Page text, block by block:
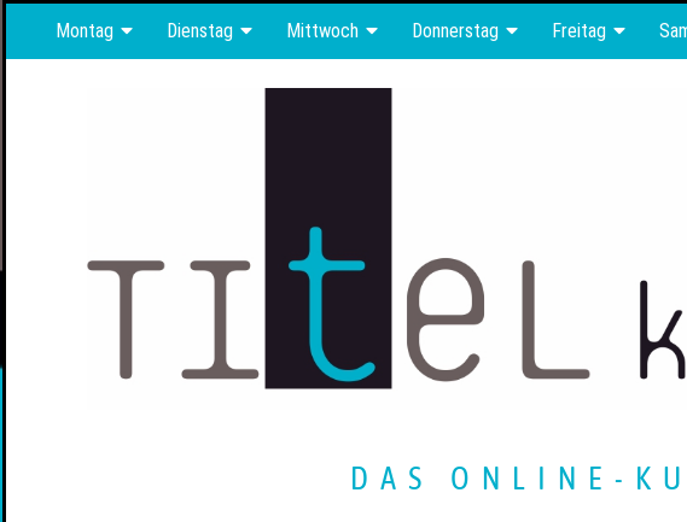
Montag Dienstag Mittwoch Donnerstag Freitag
DAS ONLINE-